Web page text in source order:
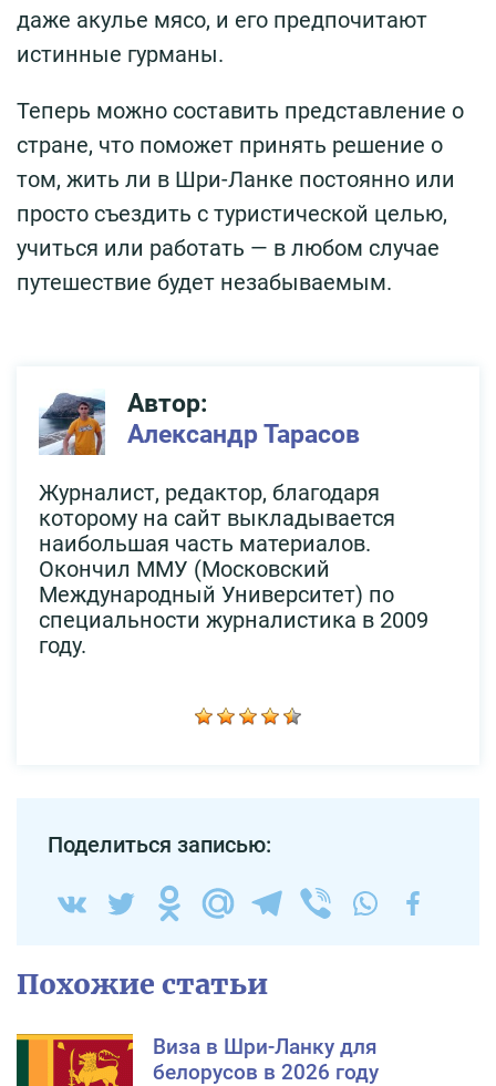
даже акулье мясо, и его предпочитают
истинные гурманы.
Теперь можно составить представление о
стране, что поможет принять решение о
том, жить ли в Шри-Ланке постоянно или
просто съездить с туристической целью,
учиться или работать — в любом случае
путешествие будет незабываемым.
Автор:
Александр Тарасов
Журналист, редактор, благодаря
которому на сайт выкладывается
наибольшая часть материалов.
Окончил ММУ (Московский
Международный Университет) по
специальности журналистика в 2009
году.
Поделиться записью:
Похожие статьи
Виза в Шри-Ланку для
белорусов в 2026 году